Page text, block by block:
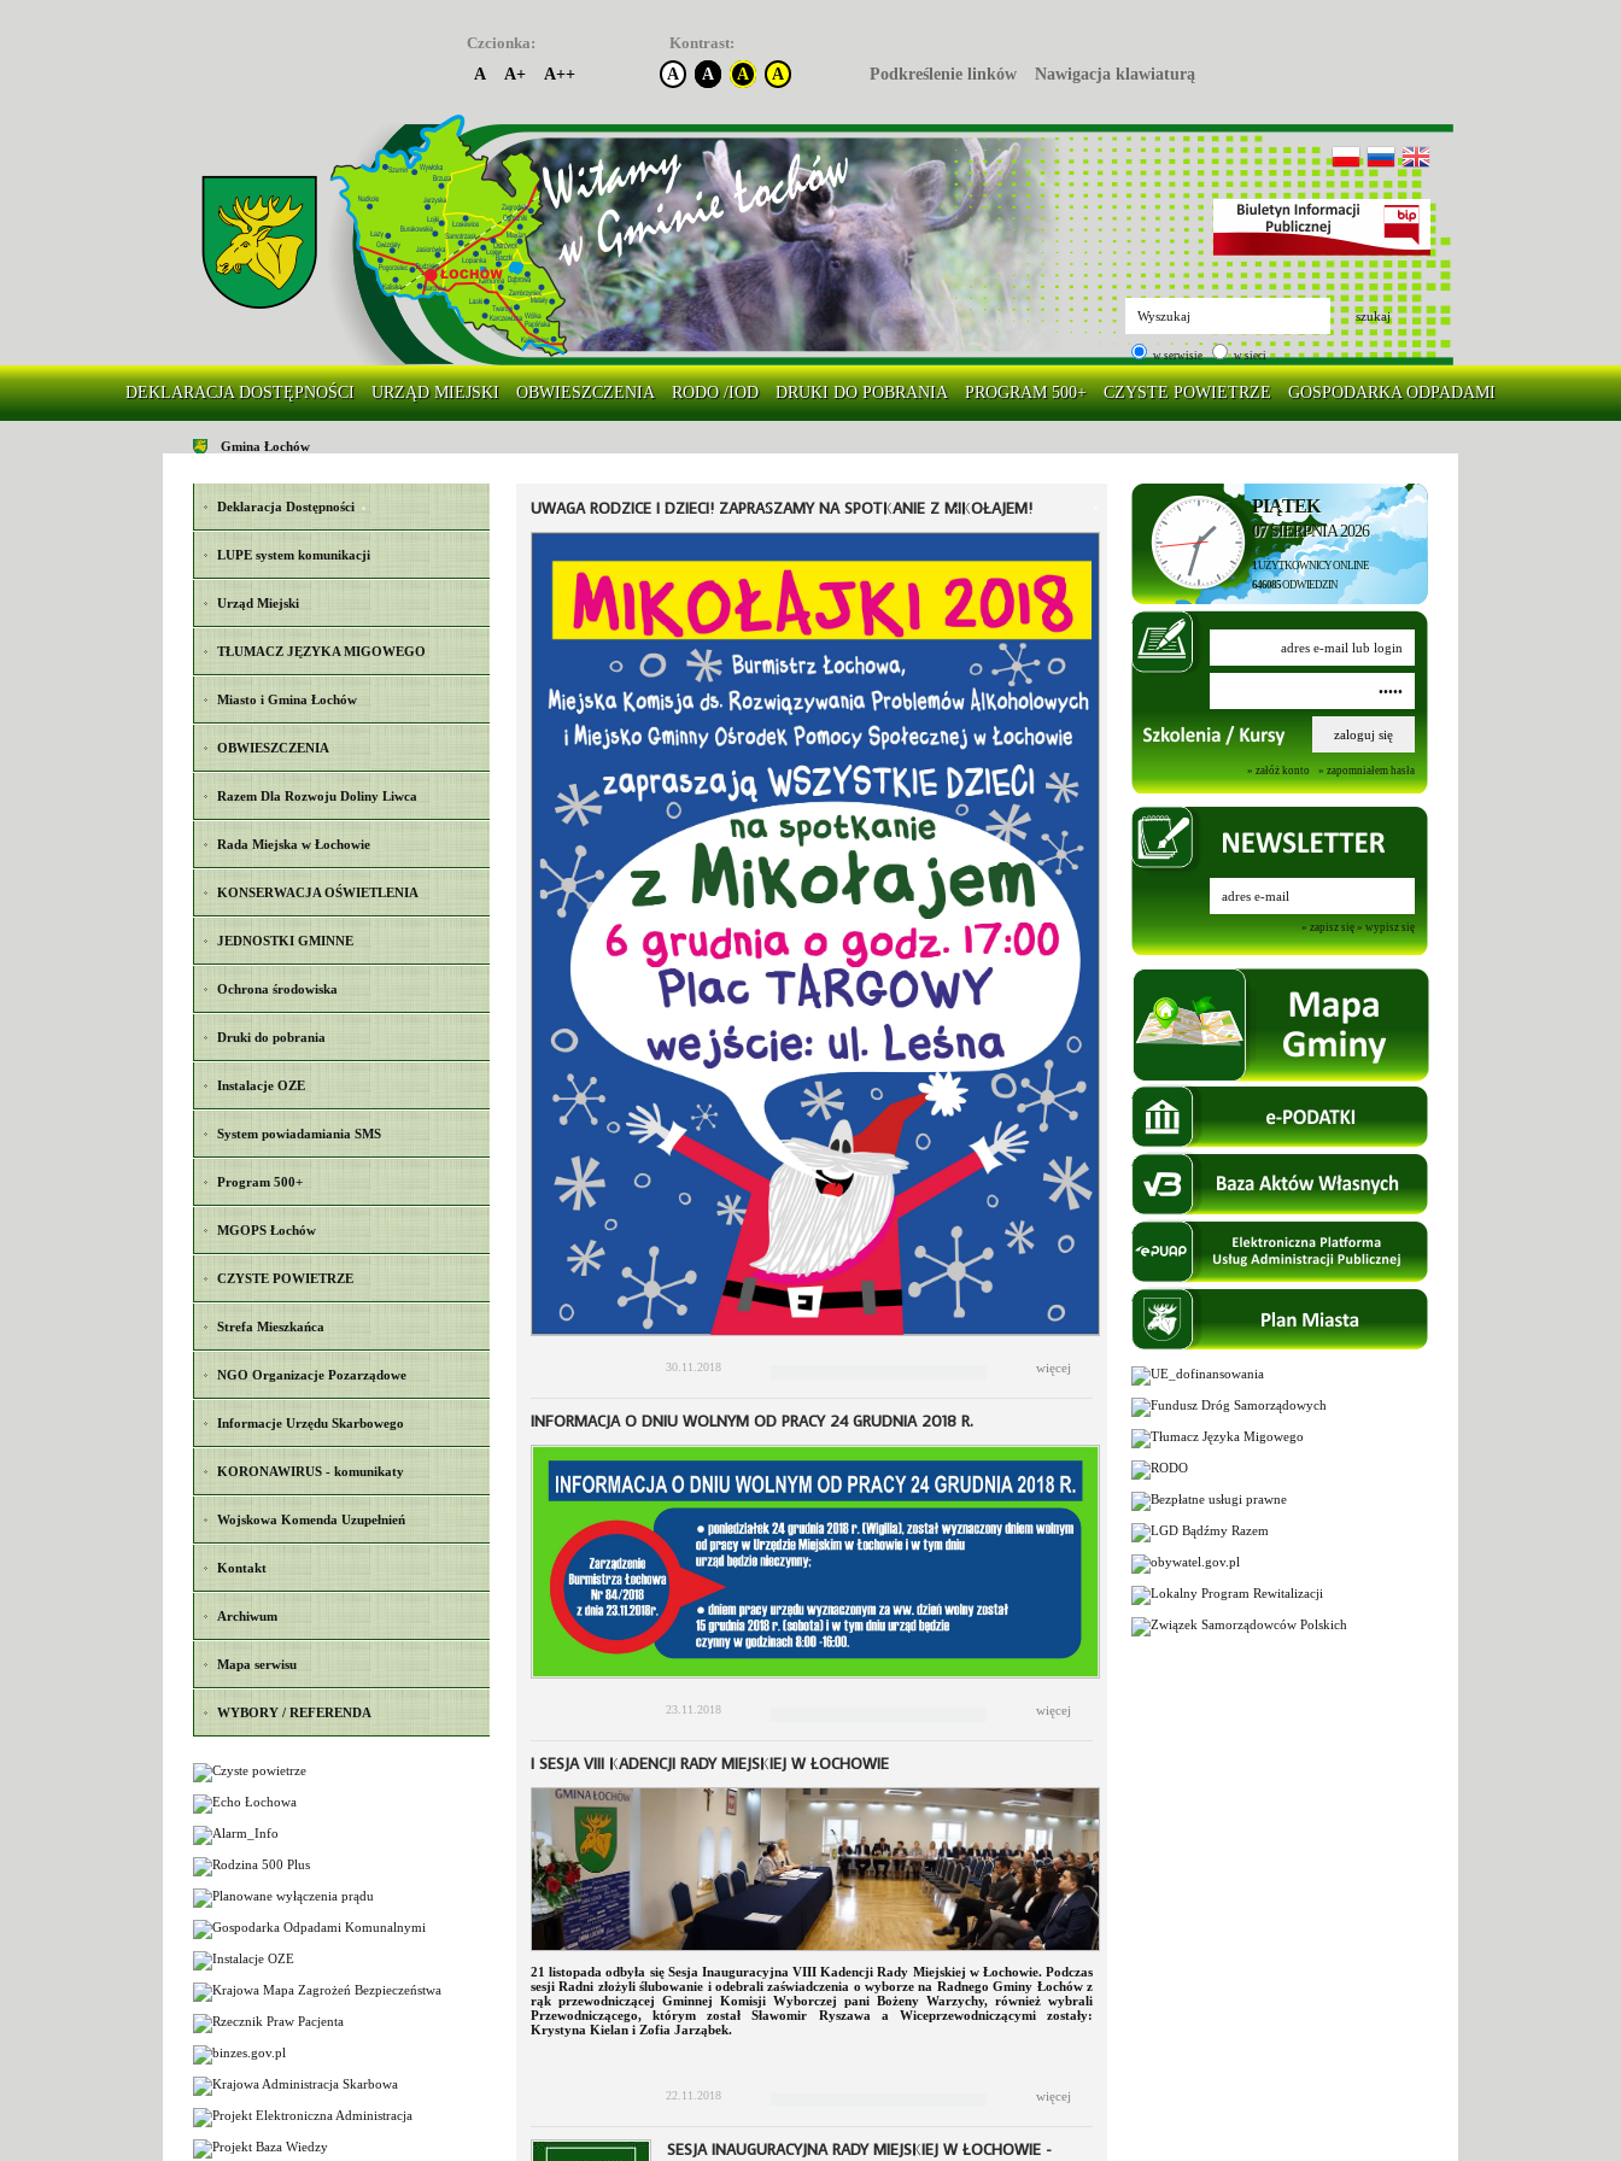
Czcionka:
A
A+ A++
Kontrast:
A
A A A Podkreślenie linków Nawigacja klawiaturą
szukaj
w serwisie w sieci
DEKLARACJA DOSTĘPNOŚCI URZĄD MIEJSKI OBWIESZCZENIA RODO /IOD DRUKI DO POBRANIA PROGRAM 500+ CZYSTE POWIETRZE GOSPODARKA ODPADAMI
Gmina Łochów
Deklaracja Dostępności
LUPE system komunikacji
Urząd Miejski
TŁUMACZ JĘZYKA MIGOWEGO
Miasto i Gmina Łochów
OBWIESZCZENIA
Razem Dla Rozwoju Doliny Liwca
Rada Miejska w Łochowie
KONSERWACJA OŚWIETLENIA
JEDNOSTKI GMINNE
Ochrona środowiska
Druki do pobrania
Instalacje OZE
System powiadamiania SMS
Program 500+
MGOPS Łochów
CZYSTE POWIETRZE
Strefa Mieszkańca
NGO Organizacje Pozarządowe
Informacje Urzędu Skarbowego
KORONAWIRUS - komunikaty
Wojskowa Komenda Uzupełnień
Kontakt
Archiwum
Mapa serwisu
WYBORY / REFERENDA
UWAGA RODZICE I DZIECI! ZAPRASZAMY NA SPOTKANIE Z MIKOŁAJEM!
30.11.2018 więcej
INFORMACJA O DNIU WOLNYM OD PRACY 24 GRUDNIA 2018 R.
23.11.2018 więcej
I SESJA VIII KADENCJI RADY MIEJSKIEJ W ŁOCHOWIE
21 listopada odbyła się Sesja Inauguracyjna VIII Kadencji Rady Miejskiej w Łochowie. Podczas
sesji Radni złożyli ślubowanie i odebrali zaświadczenia o wyborze na Radnego Gminy Łochów z
rąk przewodniczącej Gminnej Komisji Wyborczej pani Bożeny Warzychy, również wybrali
Przewodniczącego, którym został Sławomir Ryszawa a Wiceprzewodniczącymi zostały:
Krystyna Kielan i Zofia Jarząbek.
22.11.2018 więcej
SESJA INAUGURACYJNA RADY MIEJSKIEJ W ŁOCHOWIE -
PIĄTEK
07SIERPNIA 2026
1UŻYTKOWNICY ONLINE
646085ODWIEDZIN
» załóż konto » zapomniałem hasła
» zapisz się » wypisz się